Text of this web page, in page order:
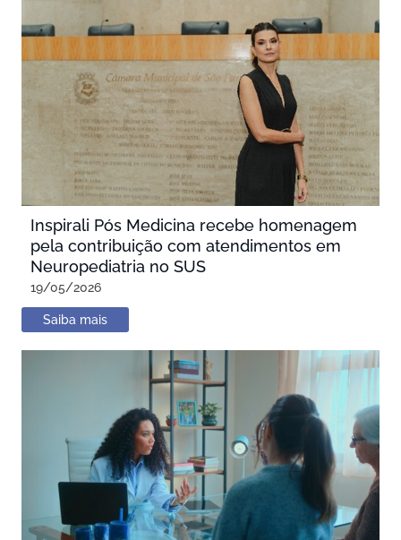
Inspirali Pós Medicina recebe homenagem
pela contribuição com atendimentos em
Neuropediatria no SUS
19/05/2026
Saiba mais